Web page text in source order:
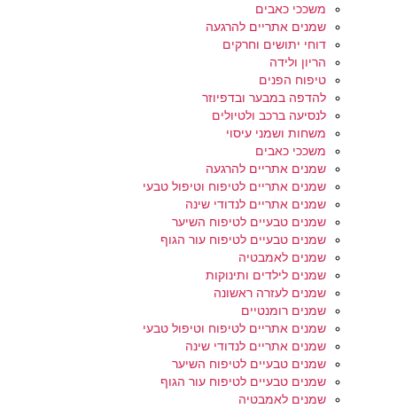
משככי כאבים
שמנים אתריים להרגעה
דוחי יתושים וחרקים
הריון ולידה
טיפוח הפנים
להדפה במבער ובדפיוזר
לנסיעה ברכב ולטיולים
משחות ושמני עיסוי
משככי כאבים
שמנים אתריים להרגעה
שמנים אתריים לטיפוח וטיפול טבעי
שמנים אתריים לנדודי שינה
שמנים טבעיים לטיפוח השיער
שמנים טבעיים לטיפוח עור הגוף
שמנים לאמבטיה
שמנים לילדים ותינוקות
שמנים לעזרה ראשונה
שמנים רומנטיים
שמנים אתריים לטיפוח וטיפול טבעי
שמנים אתריים לנדודי שינה
שמנים טבעיים לטיפוח השיער
שמנים טבעיים לטיפוח עור הגוף
שמנים לאמבטיה